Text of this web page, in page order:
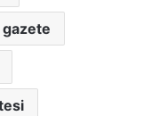
gazete